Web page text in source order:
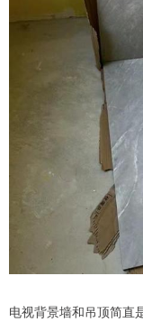
电视背景墙和吊顶简直